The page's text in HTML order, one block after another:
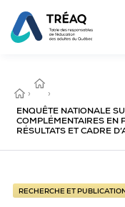
Aller au contenu
ACCUEIL
›
ET
PUBLICATIONS
›
ENQUÊTE NATIONALE
COMPLÉMENTAIRES EN
RÉSULTATS ET CADRE
RECHERCHE ET